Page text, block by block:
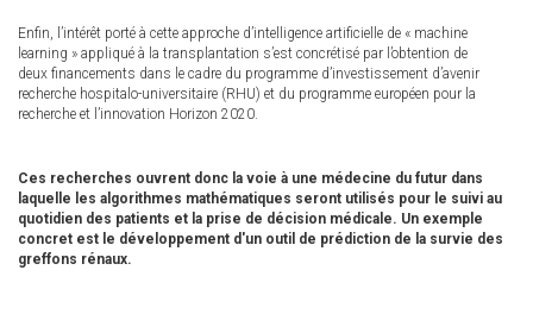
Enfin, l’intérêt porté à cette approche d’intelligence artificielle de « machine
learning » appliqué à la transplantation s’est concrétisé par l’obtention de
deux financements dans le cadre du programme d’investissement d’avenir
recherche hospitalo-universitaire (RHU) et du programme européen pour la
recherche et l’innovation Horizon 2020.
Ces recherches ouvrent donc la voie à une médecine du futur dans
laquelle les algorithmes mathématiques seront utilisés pour le suivi au
quotidien des patients et la prise de décision médicale. Un exemple
concret est le développement d'un outil de prédiction de la survie des
greffons rénaux.